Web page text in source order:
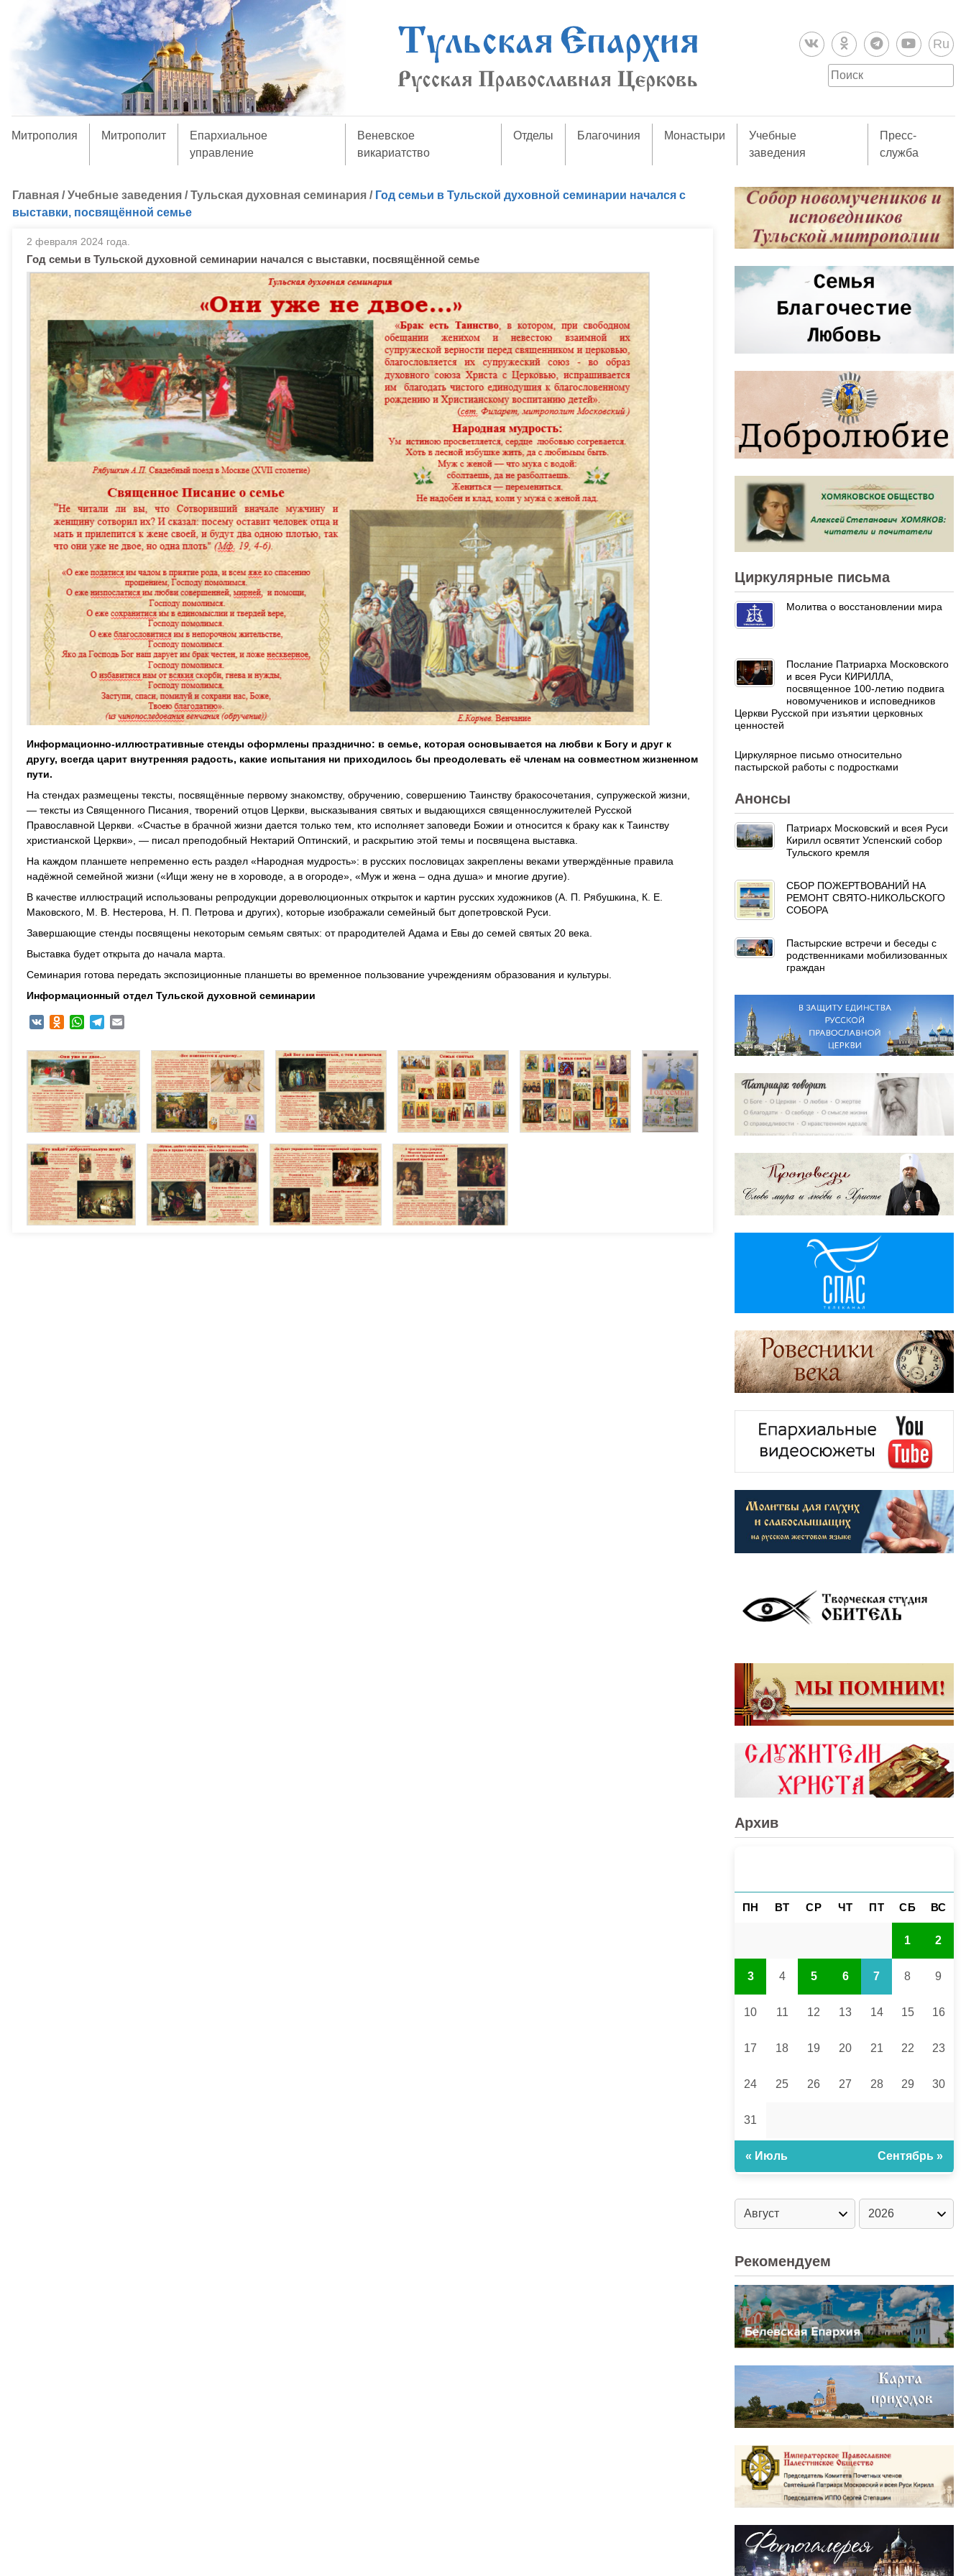
Ru
Митрополия Митрополит
Епархиальное
управление
Веневское
викариатство
Отделы Благочиния Монастыри
Учебные
заведения
Пресс-
служба
Главная /Учебные заведения /Тульская духовная семинария / Год семьи в Тульской духовной семинарии начался с
выставки, посвящённой семье
2 февраля 2024 года.
Год семьи в Тульской духовной семинарии начался с выставки, посвящённой семье
Информационно-иллюстративные стенды оформлены празднично: в семье, которая основывается на любви к Богу и друг к
другу, всегда царит внутренняя радость, какие испытания ни приходилось бы преодолевать её членам на совместном жизненном
пути.
На стендах размещены тексты, посвящённые первому знакомству, обручению, совершению Таинству бракосочетания, супружеской жизни,
— тексты из Священного Писания, творений отцов Церкви, высказывания святых и выдающихся священнослужителей Русской
Православной Церкви. «Счастье в брачной жизни дается только тем, кто исполняет заповеди Божии и относится к браку как к Таинству
христианской Церкви», — писал преподобный Нектарий Оптинский, и раскрытию этой темы и посвящена выставка.
На каждом планшете непременно есть раздел «Народная мудрость»: в русских пословицах закреплены веками утверждённые правила
надёжной семейной жизни («Ищи жену не в хороводе, а в огороде», «Муж и жена – одна душа» и многие другие).
В качестве иллюстраций использованы репродукции дореволюционных открыток и картин русских художников (А. П. Рябушкина, К. Е.
Маковского, М. В. Нестерова, Н. П. Петрова и других), которые изображали семейный быт допетровской Руси.
Завершающие стенды посвящены некоторым семьям святых: от прародителей Адама и Евы до семей святых 20 века.
Выставка будет открыта до начала марта.
Семинария готова передать экспозиционные планшеты во временное пользование учреждениям образования и культуры.
Информационный отдел Тульской духовной семинарии
VK Odnoklassniki
WhatsAppTelegram
Циркулярные письма
Молитва о восстановлении мира
Послание Патриарха Московского
и всея Руси КИРИЛЛА,
посвященное 100-летию подвига
новомучеников и исповедников
Церкви Русской при изъятии церковных
ценностей
Циркулярное письмо относительно
пастырской работы с подростками
Анонсы
Патриарх Московский и всея Руси
Кирилл освятит Успенский собор
Тульского кремля
СБОР ПОЖЕРТВОВАНИЙ НА
РЕМОНТ СВЯТО-НИКОЛЬСКОГО
СОБОРА
Пастырские встречи и беседы с
родственниками мобилизованных
граждан
Архив
ПН ВТ СР ЧТ ПТ СБ ВС
1 2
3 4 5 6 7 8 9
10 11 12 13 14 15 16
17 18 19 20 21 22 23
24 25 26 27 28 29 30
31
« Июль Сентябрь »
Рекомендуем